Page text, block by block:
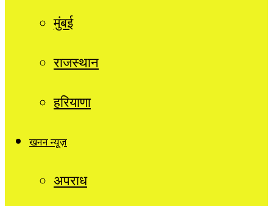
मुंबई
राजस्थान
हरियाणा
खनन न्यूज़
अपराध